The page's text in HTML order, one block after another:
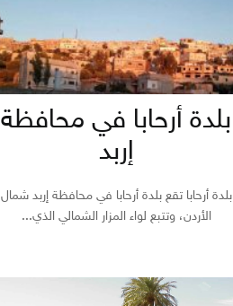
بلدة أرحابا في محافظة
إربد
بلدة أرحابا تقع بلدة أرحابا في محافظة إربد شمال
الأردن، وتتبع لواء المزار الشمالي الذي...